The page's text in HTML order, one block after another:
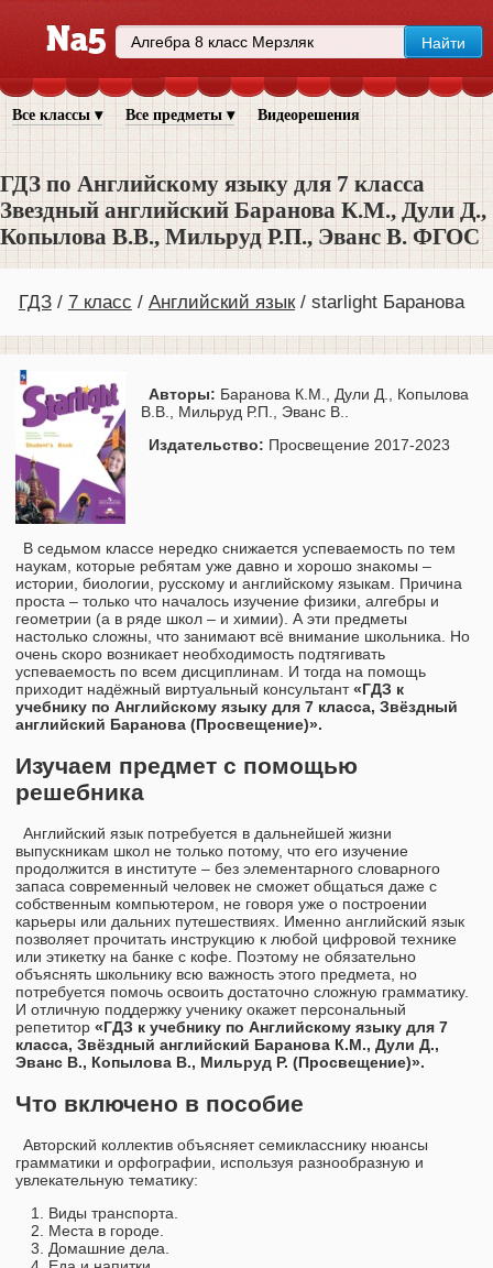
Все классы ▾ Все предметы ▾ Видеорешения
ГДЗ по Английскому языку для 7 класса
Звездный английский Баранова К.М., Дули Д.,
Копылова В.В., Мильруд Р.П., Эванс В. ФГОС
ГДЗ 7 класс Английский язык starlight Баранова
Авторы: Баранова К.М., Дули Д., Копылова
В.В., Мильруд Р.П., Эванс В..
Издательство: Просвещение 2017-2023
В седьмом классе нередко снижается успеваемость по тем
наукам, которые ребятам уже давно и хорошо знакомы –
истории, биологии, русскому и английскому языкам. Причина
проста – только что началось изучение физики, алгебры и
геометрии (а в ряде школ – и химии). А эти предметы
настолько сложны, что занимают всё внимание школьника. Но
очень скоро возникает необходимость подтягивать
успеваемость по всем дисциплинам. И тогда на помощь
приходит надёжный виртуальный консультант«ГДЗ к
учебнику по Английскому языку для 7 класса, Звёздный
английский Баранова (Просвещение)».
Изучаем предмет с помощью
решебника
Английский язык потребуется в дальнейшей жизни
выпускникам школ не только потому, что его изучение
продолжится в институте – без элементарного словарного
запаса современный человек не сможет общаться даже с
собственным компьютером, не говоря уже о построении
карьеры или дальних путешествиях. Именно английский язык
позволяет прочитать инструкцию к любой цифровой технике
или этикетку на банке с кофе. Поэтому не обязательно
объяснять школьнику всю важность этого предмета, но
потребуется помочь освоить достаточно сложную грамматику.
И отличную поддержку ученику окажет персональный
репетитор «ГДЗ к учебнику по Английскому языку для 7
класса, Звёздный английский Баранова К.М., Дули Д.,
Эванс В., Копылова В., Мильруд Р. (Просвещение)».
Что включено в пособие
Авторский коллектив объясняет семикласснику нюансы
грамматики и орфографии, используя разнообразную и
увлекательную тематику:
Виды транспорта.
Места в городе.
Домашние дела.